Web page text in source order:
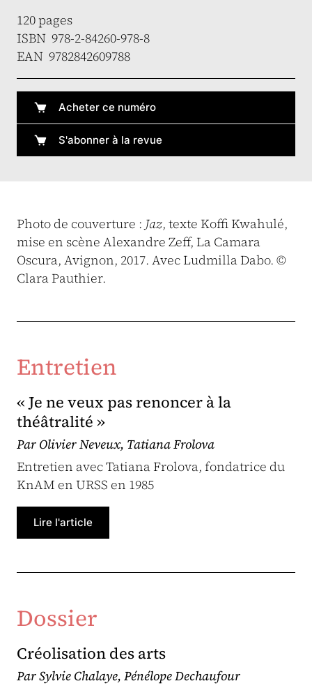
120 pages
ISBN 978-2-84260-978-8
EAN 9782842609788
Acheter ce numéro
S'abonner à la revue
Photo de couverture : Jaz, texte Koffi Kwahulé,
mise en scène Alexandre Zeff, La Camara
Oscura, Avignon, 2017. Avec Ludmilla Dabo. ©
Clara Pauthier.
Entretien
« Je ne veux pas renoncer à la
théâtralité »
Par Olivier Neveux, Tatiana Frolova
Entretien avec Tatiana Frolova, fondatrice du
KnAM en URSS en 1985
Lire l'article
Dossier
Créolisation des arts
Par Sylvie Chalaye, Pénélope Dechaufour